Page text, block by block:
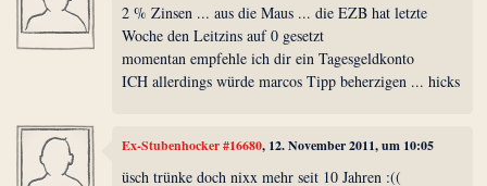
2 % Zinsen ... aus die Maus ... die EZB hat letzte
Woche den Leitzins auf 0 gesetzt
momentan empfehle ich dir ein Tagesgeldkonto
ICH allerdings würde marcos Tipp beherzigen ... hicks
Ex-Stubenhocker #16680, 12. November 2011, um 10:05
üsch trünke doch nixx mehr seit 10 Jahren :((